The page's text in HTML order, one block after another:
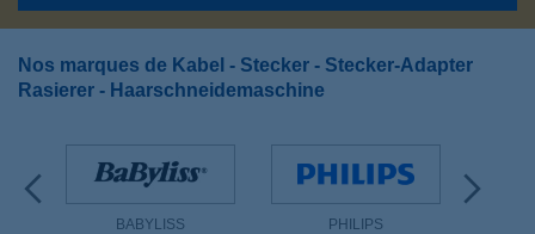
Nos marques de Kabel - Stecker - Stecker-Adapter
Rasierer - Haarschneidemaschine
BABYLISS PHILIPS